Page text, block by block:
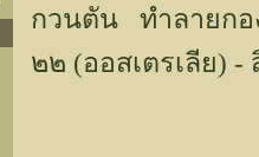
กวนตัน ทำลายกอ
๒๒ (ออสเตรเลีย) -